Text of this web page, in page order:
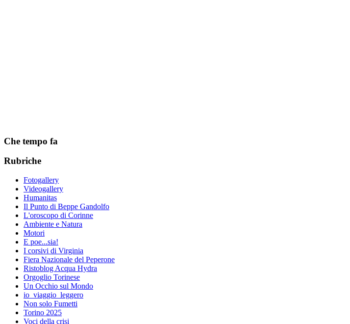
Che tempo fa
Rubriche
Fotogallery
Videogallery
Humanitas
Il Punto di Beppe Gandolfo
L'oroscopo di Corinne
Ambiente e Natura
Motori
E poe...sia!
I corsivi di Virginia
Fiera Nazionale del Peperone
Ristoblog Acqua Hydra
Orgoglio Torinese
Un Occhio sul Mondo
io_viaggio_leggero
Non solo Fumetti
Torino 2025
Voci della crisi